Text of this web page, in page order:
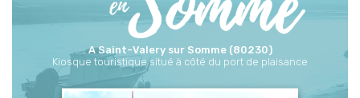
A Saint-Valery sur Somme (80230)
Kiosque touristique situé à côté du port de plaisance